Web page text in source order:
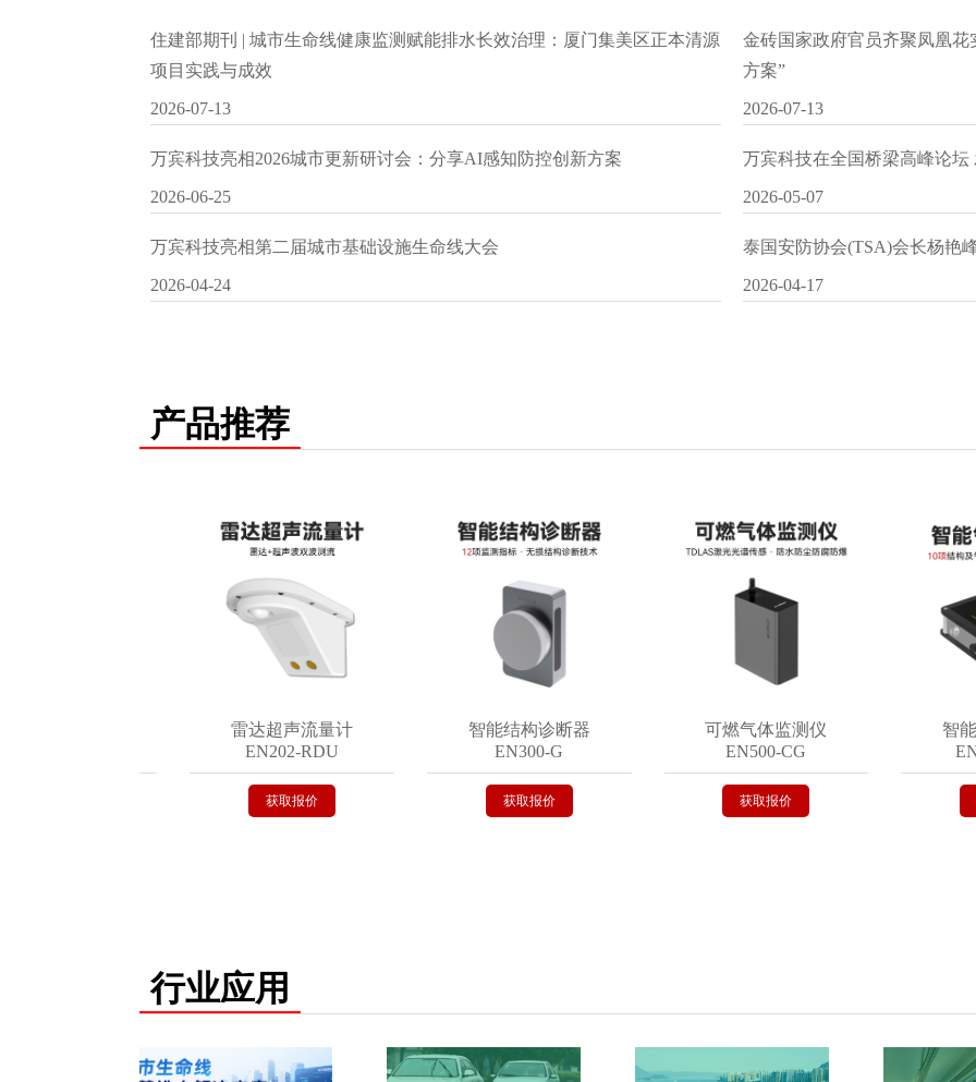
住建部期刊 | 城市生命线健康监测赋能排水长效治理：厦门集美区正本清源
项目实践与成效
2026-07-13
金砖国家政府官员齐聚凤凰花
方案”
2026-07-13
万宾科技亮相2026城市更新研讨会：分享AI感知防控创新方案
2026-06-25
万宾科技在全国桥梁高峰论
2026-05-07
万宾科技亮相第二届城市基础设施生命线大会
2026-04-24
泰国安防协会(TSA)会长杨艳
2026-04-17
产品推荐
雷达超声流量计
EN202-RDU
获取报价
智能结构诊断器
EN300-G
获取报价
可燃气体监测仪
EN500-CG
获取报价
智能
获
行业应用